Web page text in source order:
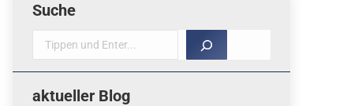
Suche
Suche
aktueller Blog